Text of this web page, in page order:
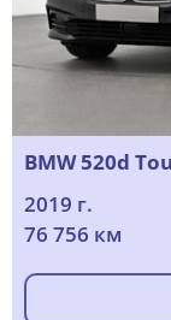
BMW 520d
2019 г.
76 756 км